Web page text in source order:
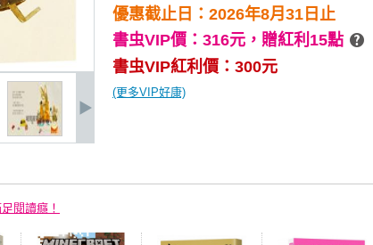
優惠截止日：2026年8月31日止
書虫VIP價：316元， 贈紅利15點
書虫VIP紅利價：300元
(更多VIP好康)
閱讀癮！